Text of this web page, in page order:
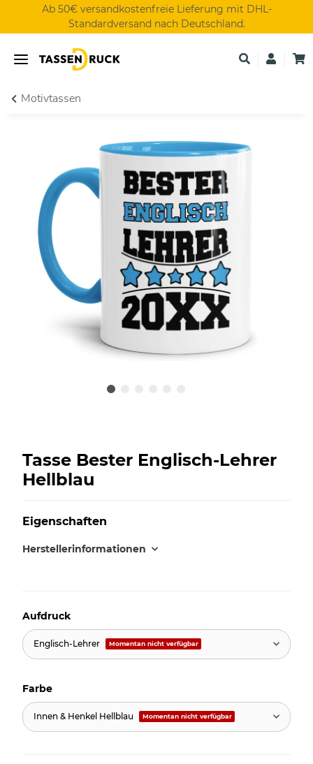
Ab 50€ versandkostenfreie Lieferung mit DHL-
Standardversand nach Deutschland.
Motivtassen
Tasse Bester Englisch-Lehrer
Hellblau
Eigenschaften
Herstellerinformationen
Aufdruck
Englisch-Lehrer Momentan nicht verfügbar
Farbe
Innen & Henkel Hellblau Momentan nicht verfügbar